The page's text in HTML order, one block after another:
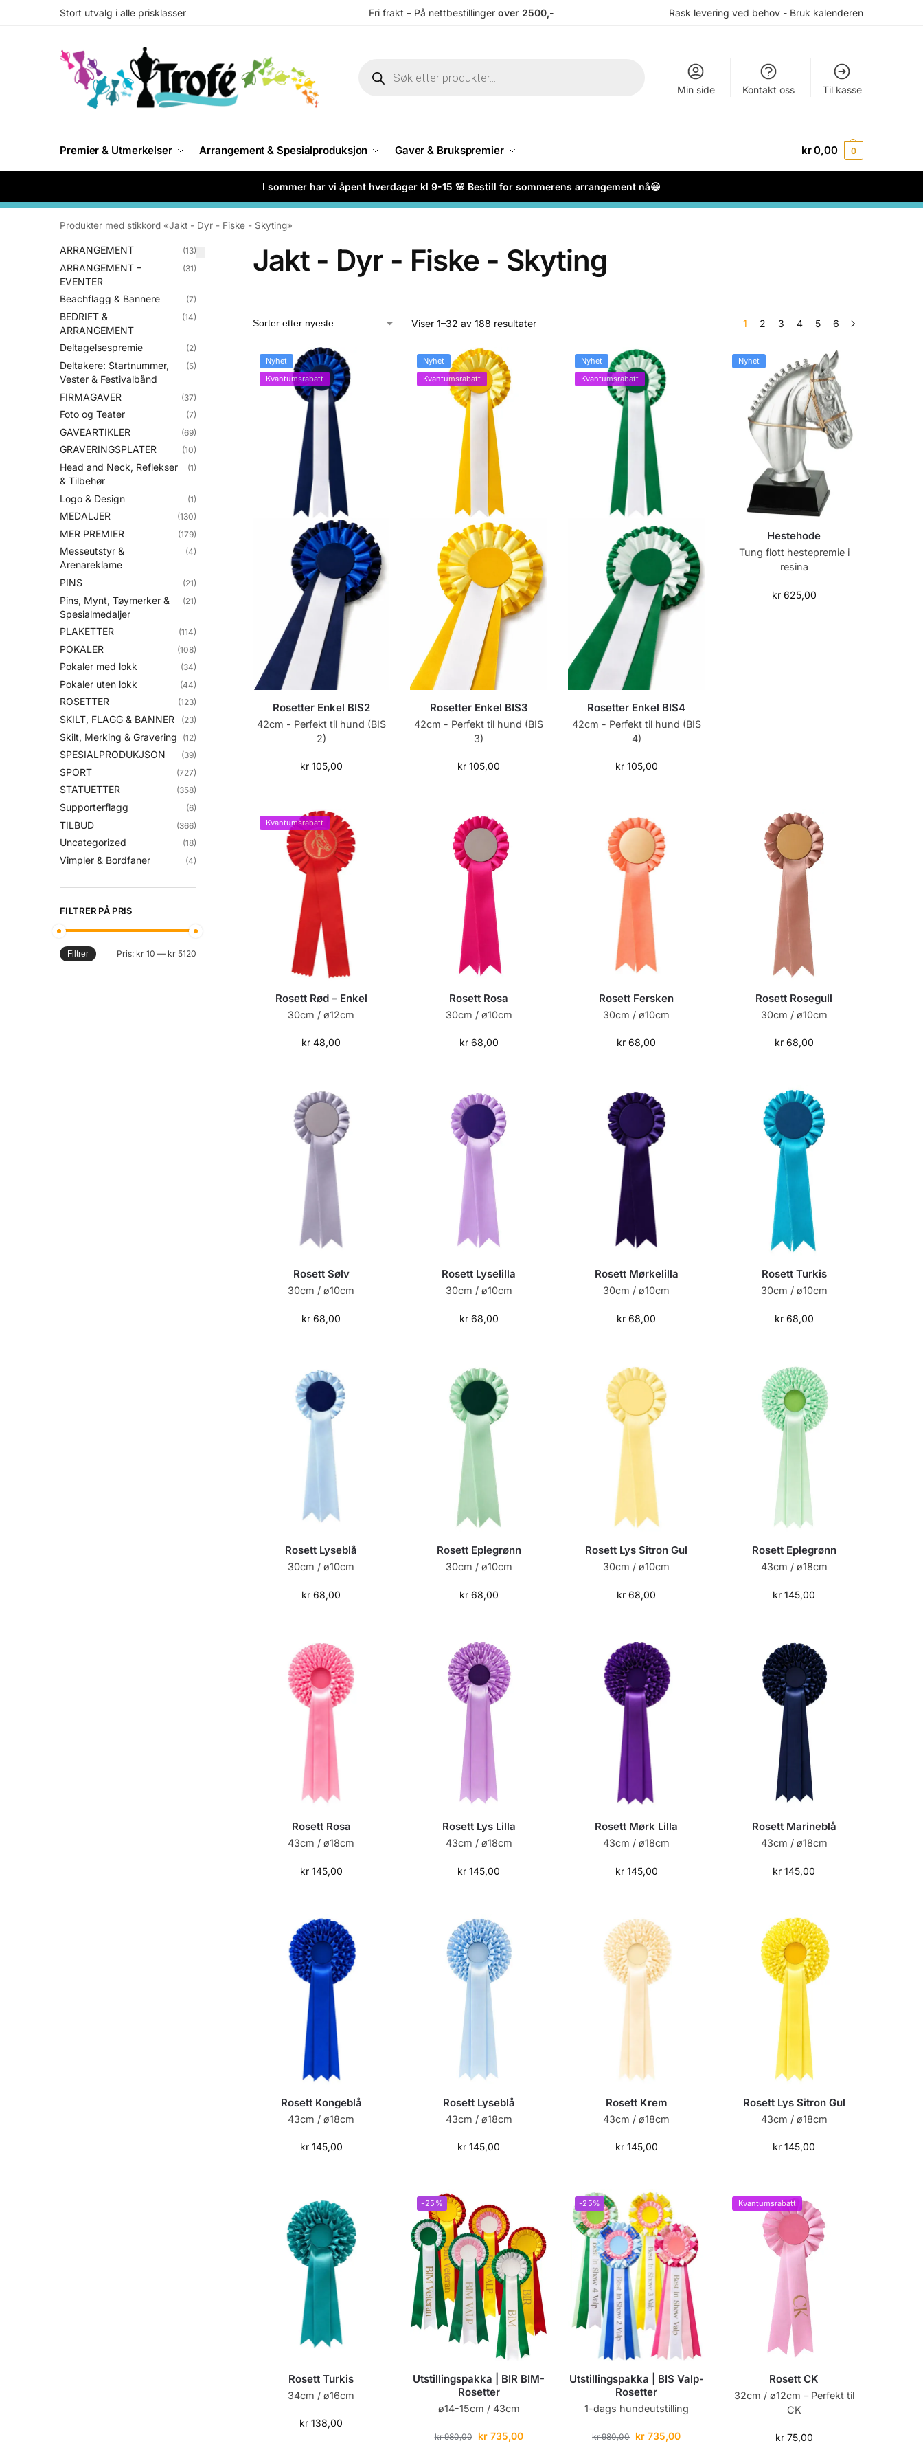
Stort utvalg i alle prisklasser Fri frakt – På nettbestillinger over 2500,- Rask levering ved behov - Bruk kalenderen
Min side Kontakt oss Til kasse
Premier & Utmerkelser Arrangement & Spesialproduksjon Gaver & Brukspremier kr0,00 0
I sommer har vi åpent hverdager kl 9-15 🌸 Bestill for sommerens arrangement nå😃
Produkter med stikkord «Jakt - Dyr - Fiske - Skyting»
Jakt - Dyr - Fiske - Skyting
Viser 1–32 av 188 resultater 1 2 3 4 5 6
Nyhet
Kvantumsrabatt
Rosetter Enkel BIS2
42cm - Perfekt til hund (BIS
2)
kr105,00
Nyhet
Kvantumsrabatt
Rosetter Enkel BIS3
42cm - Perfekt til hund (BIS
3)
kr 105,00
Nyhet
Kvantumsrabatt
Rosetter Enkel BIS4
42cm - Perfekt til hund (BIS
4)
kr105,00
Nyhet
Hestehode
Tung flott hestepremie i
resina
kr625,00
Kvantumsrabatt
Rosett Rød – Enkel
30cm / ø12cm
kr 48,00
Rosett Rosa
30cm / ø10cm
kr68,00
Rosett Fersken
30cm / ø10cm
kr 68,00
Rosett Rosegull
30cm / ø10cm
kr68,00
Rosett Sølv
30cm / ø10cm
kr 68,00
Rosett Lyselilla
30cm / ø10cm
kr68,00
Rosett Mørkelilla
30cm / ø10cm
kr 68,00
Rosett Turkis
30cm / ø10cm
kr68,00
Rosett Lyseblå
30cm / ø10cm
kr 68,00
Rosett Eplegrønn
30cm / ø10cm
kr68,00
Rosett Lys Sitron Gul
30cm / ø10cm
kr 68,00
Rosett Eplegrønn
43cm / ø18cm
kr 145,00
Rosett Rosa
43cm / ø18cm
kr145,00
Rosett Lys Lilla
43cm / ø18cm
kr 145,00
Rosett Mørk Lilla
43cm / ø18cm
kr145,00
Rosett Marineblå
43cm / ø18cm
kr 145,00
Rosett Kongeblå
43cm / ø18cm
kr145,00
Rosett Lyseblå
43cm / ø18cm
kr 145,00
Rosett Krem
43cm / ø18cm
kr145,00
Rosett Lys Sitron Gul
43cm / ø18cm
kr 145,00
Rosett Turkis
34cm / ø16cm
kr 138,00
-25%
Utstillingspakka | BIR BIM-
Rosetter
ø14-15cm / 43cm
kr980,00 kr735,00
-25%
Utstillingspakka | BIS Valp-
Rosetter
1-dags hundeutstilling
kr980,00 kr 735,00
Kvantumsrabatt
Rosett CK
32cm / ø12cm – Perfekt til
CK
kr75,00
ARRANGEMENT (13)
ARRANGEMENT –
EVENTER
(31)
Beachflagg & Bannere (7)
BEDRIFT &
ARRANGEMENT
(14)
Deltagelsespremie (2)
Deltakere: Startnummer,
Vester & Festivalbånd
(5)
FIRMAGAVER (37)
Foto og Teater (7)
GAVEARTIKLER (69)
GRAVERINGSPLATER (10)
Head and Neck, Reflekser
& Tilbehør
(1)
Logo & Design (1)
MEDALJER (130)
MER PREMIER (179)
Messeutstyr &
Arenareklame
(4)
PINS (21)
Pins, Mynt, Tøymerker &
Spesialmedaljer
(21)
PLAKETTER (114)
POKALER (108)
Pokaler med lokk (34)
Pokaler uten lokk (44)
ROSETTER (123)
SKILT, FLAGG & BANNER (23)
Skilt, Merking & Gravering (12)
SPESIALPRODUKJSON (39)
SPORT (727)
STATUETTER (358)
Supporterflagg (6)
TILBUD (366)
Uncategorized (18)
Vimpler & Bordfaner (4)
FILTRER PÅ PRIS
Filtrer Pris: kr 10 — kr 5120